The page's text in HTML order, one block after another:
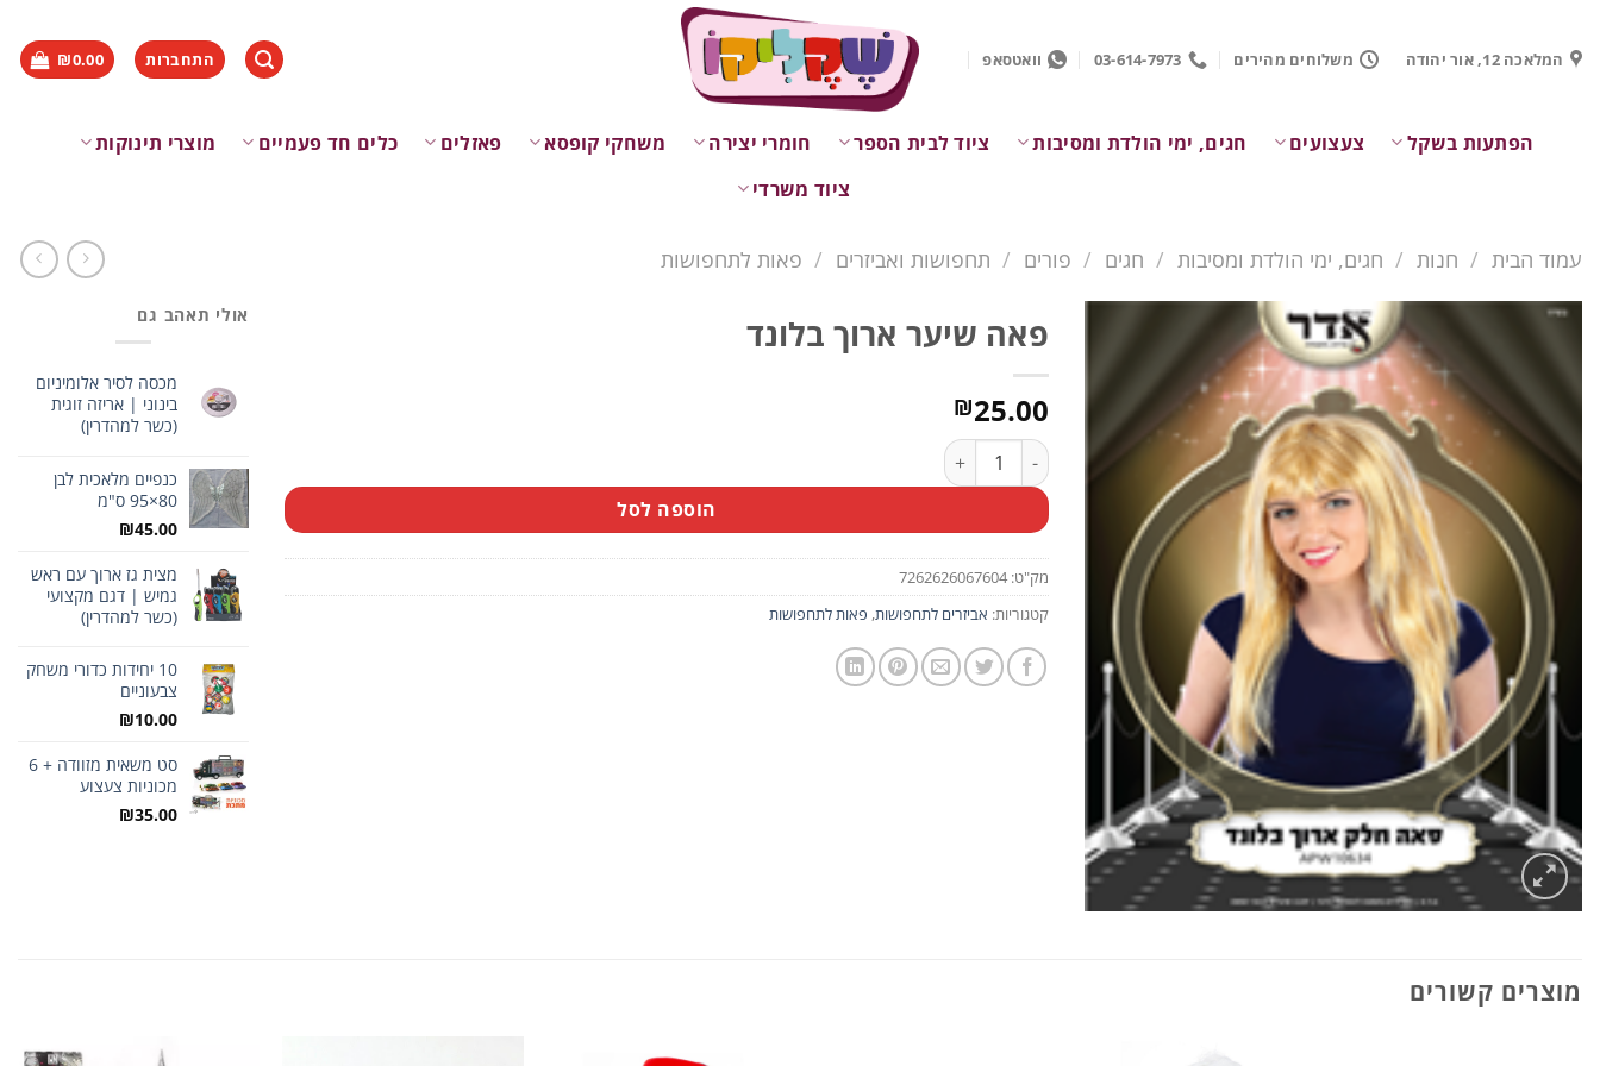
contentהמלאכה 12, אור יהודה משלוחים מהירים 03-614-7973 וואטסאפ התחברות ₪0.00
הפתעות בשקל צעצועים חגים, ימי הולדת ומסיבות ציוד לבית הספר חומרי יצירה משחקי קופסא פאזלים כלים חד פעמיים
מוצרי תינוקות
ציוד משרדי
עמוד הבית / חנות / חגים, ימי הולדת ומסיבות / חגים / פורים / תחפושות ואביזרים / פאות לתחפושות
פאה שיער ארוך בלונד
₪25.00
כמות של פאה שיער ארוך בלונד
הוספה לסל
מק"ט:7262626067604
קטגוריות: אביזרים לתחפושות, פאות לתחפושות
אולי תאהב גם
מכסה לסיר אלומיניום
בינוני | אריזה זוגית
(כשר למהדרין)
כנפיים מלאכית לבן
80×95 ס"מ
₪45.00
מצית גז ארוך עם ראש
גמיש | דגם מקצועי
(כשר למהדרין)
10 יחידות כדורי משחק
צבעוניים
₪10.00
סט משאית מזוודה + 6
מכוניות צעצוע
₪35.00
מוצרים קשורים